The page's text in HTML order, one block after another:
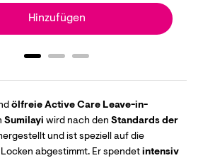
Hinzufügen
ölfreie Active Care Leave-in-
Sumilayi wird nach den Standards der
und ist speziell auf die
abgestimmt. Er spendet intensiv